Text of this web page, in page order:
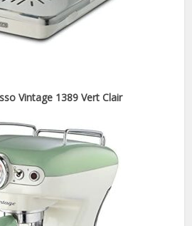
Vintage 1389 Vert Clair